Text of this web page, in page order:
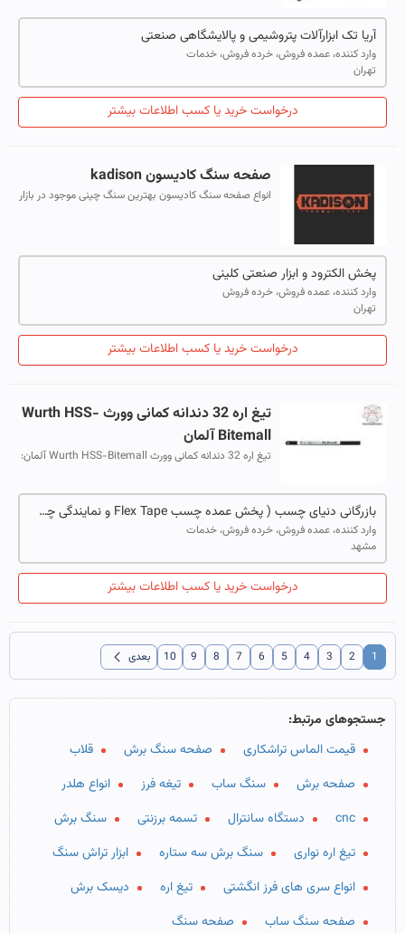
آریا تک ابزارآلات پتروشیمی و پالایشگاهی صنعتی
وارد کننده، عمده فروش، خرده فروش، خدمات
تهران
درخواست خرید یا کسب اطلاعات بیشتر
صفحه سنگ کادیسون kadison
انواع صفحه سنگ کادیسون بهترین سنگ چینی موجود در بازار
پخش الکترود و ابزار صنعتی کلینی
وارد کننده، عمده فروش، خرده فروش
تهران
درخواست خرید یا کسب اطلاعات بیشتر
تیغ اره 32 دندانه کمانی وورث Wurth HSS-
Bitemall آلمان
تیغ اره 32 دندانه کمانی وورث Wurth HSS-Bitemall آلمان:
بازرگانی دنیای چسب ( پخش عمده چسب Flex Tape و نمایندگی چسب اوهو و محصولات نگهداری خودرو )
وارد کننده، عمده فروش، خرده فروش، خدمات
مشهد
درخواست خرید یا کسب اطلاعات بیشتر
1
2
3
4
5
6
7
8
9
10 بعدی chevron_left
جستجوهای مرتبط:
قیمت الماس تراشکاری
صفحه سنگ برش
قلاب
صفحه برش
سنگ ساب تیغه فرز
انواع هلدر
cnc
دستگاه سانترال تسمه برزنتی
سنگ برش
تیغ اره نواری
سنگ برش سه ستاره
ابزار تراش سنگ
انواع سری های فرز انگشتی
تیغ اره
دیسک برش
صفحه سنگ ساب
صفحه سنگ